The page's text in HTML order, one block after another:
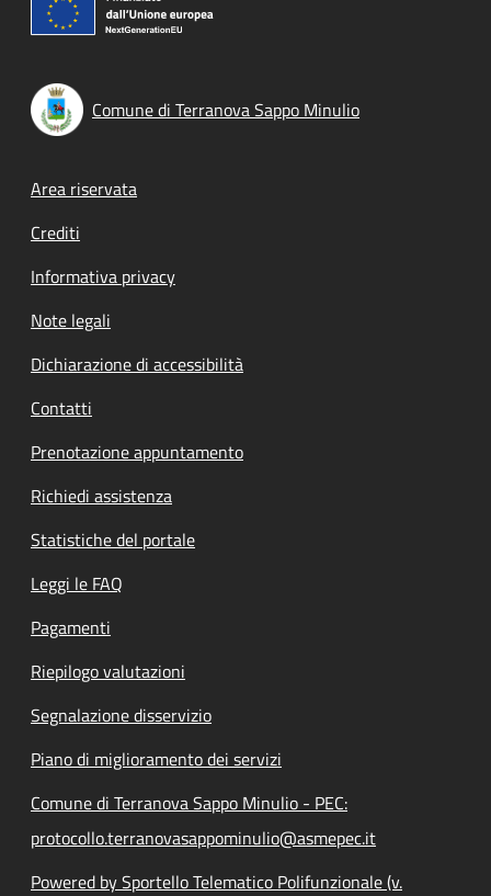
Comune di Terranova Sappo Minulio
Footer menu
Area riservata
Crediti
Informativa privacy
Note legali
Dichiarazione di accessibilità
Contatti
Prenotazione appuntamento
Richiedi assistenza
Statistiche del portale
Leggi le FAQ
Pagamenti
Riepilogo valutazioni
Segnalazione disservizio
Piano di miglioramento dei servizi
Comune di Terranova Sappo Minulio - PEC:
protocollo.terranovasappominulio@asmepec.it
Powered by Sportello Telematico Polifunzionale (v.